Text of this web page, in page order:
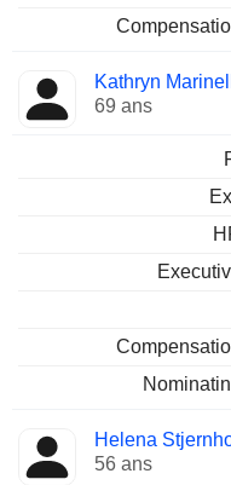
Kathryn
69 ans
Helena
56 ans